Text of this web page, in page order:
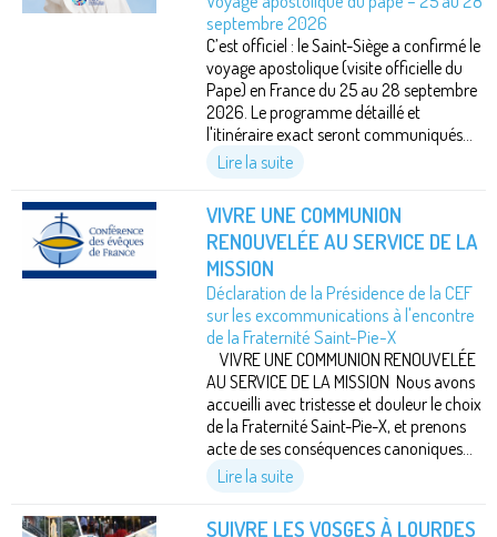
septembre 2026
C’est officiel : le Saint-Siège a confirmé le
voyage apostolique (visite officielle du
Pape) en France du 25 au 28 septembre
2026. Le programme détaillé et
l'itinéraire exact seront communiqués...
Lire la suite
VIVRE UNE COMMUNION
RENOUVELÉE AU SERVICE DE LA
MISSION
Déclaration de la Présidence de la CEF
sur les excommunications à l'encontre
de la Fraternité Saint-Pie-X
VIVRE UNE COMMUNION RENOUVELÉE
AU SERVICE DE LA MISSION Nous avons
accueilli avec tristesse et douleur le choix
de la Fraternité Saint-Pie-X, et prenons
acte de ses conséquences canoniques...
Lire la suite
SUIVRE LES VOSGES À LOURDES